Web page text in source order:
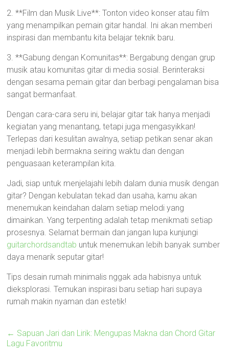
2. **Film dan Musik Live**: Tonton video konser atau film
yang menampilkan pemain gitar handal. Ini akan memberi
inspirasi dan membantu kita belajar teknik baru.
3. **Gabung dengan Komunitas**: Bergabung dengan grup
musik atau komunitas gitar di media sosial. Berinteraksi
dengan sesama pemain gitar dan berbagi pengalaman bisa
sangat bermanfaat.
Dengan cara-cara seru ini, belajar gitar tak hanya menjadi
kegiatan yang menantang, tetapi juga mengasyikkan!
Terlepas dari kesulitan awalnya, setiap petikan senar akan
menjadi lebih bermakna seiring waktu dan dengan
penguasaan keterampilan kita.
Jadi, siap untuk menjelajahi lebih dalam dunia musik dengan
gitar? Dengan kebulatan tekad dan usaha, kamu akan
menemukan keindahan dalam setiap melodi yang
dimainkan. Yang terpenting adalah tetap menikmati setiap
prosesnya. Selamat bermain dan jangan lupa kunjungi
guitarchordsandtab untuk menemukan lebih banyak sumber
daya menarik seputar gitar!
Tips desain rumah minimalis nggak ada habisnya untuk
dieksplorasi. Temukan inspirasi baru setiap hari supaya
rumah makin nyaman dan estetik!
← Sapuan Jari dan Lirik: Mengupas Makna dan Chord Gitar
Lagu Favoritmu